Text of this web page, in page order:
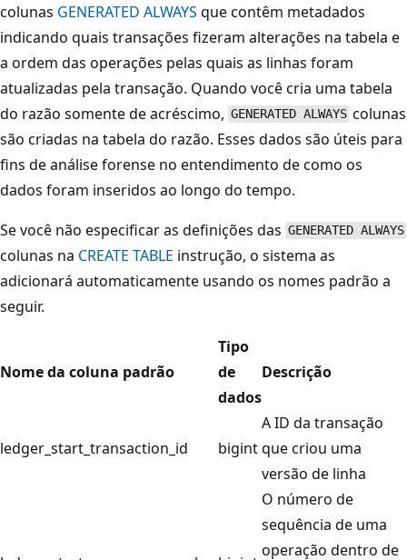
colunas GENERATED ALWAYS que contêm metadados
indicando quais transações fizeram alterações na tabela e
a ordem das operações pelas quais as linhas foram
atualizadas pela transação. Quando você cria uma tabela
do razão somente de acréscimo, GENERATED ALWAYS colunas
são criadas na tabela do razão. Esses dados são úteis para
fins de análise forense no entendimento de como os
dados foram inseridos ao longo do tempo.
Se você não especificar as definições das GENERATED ALWAYS
colunas na CREATE TABLE instrução, o sistema as
adicionará automaticamente usando os nomes padrão a
seguir.
Nome da coluna padrão
Tipo
de
dados
Descrição
ledger_start_transaction_id bigint
A ID da transação
que criou uma
versão de linha
O número de
sequência de uma
operação dentro de